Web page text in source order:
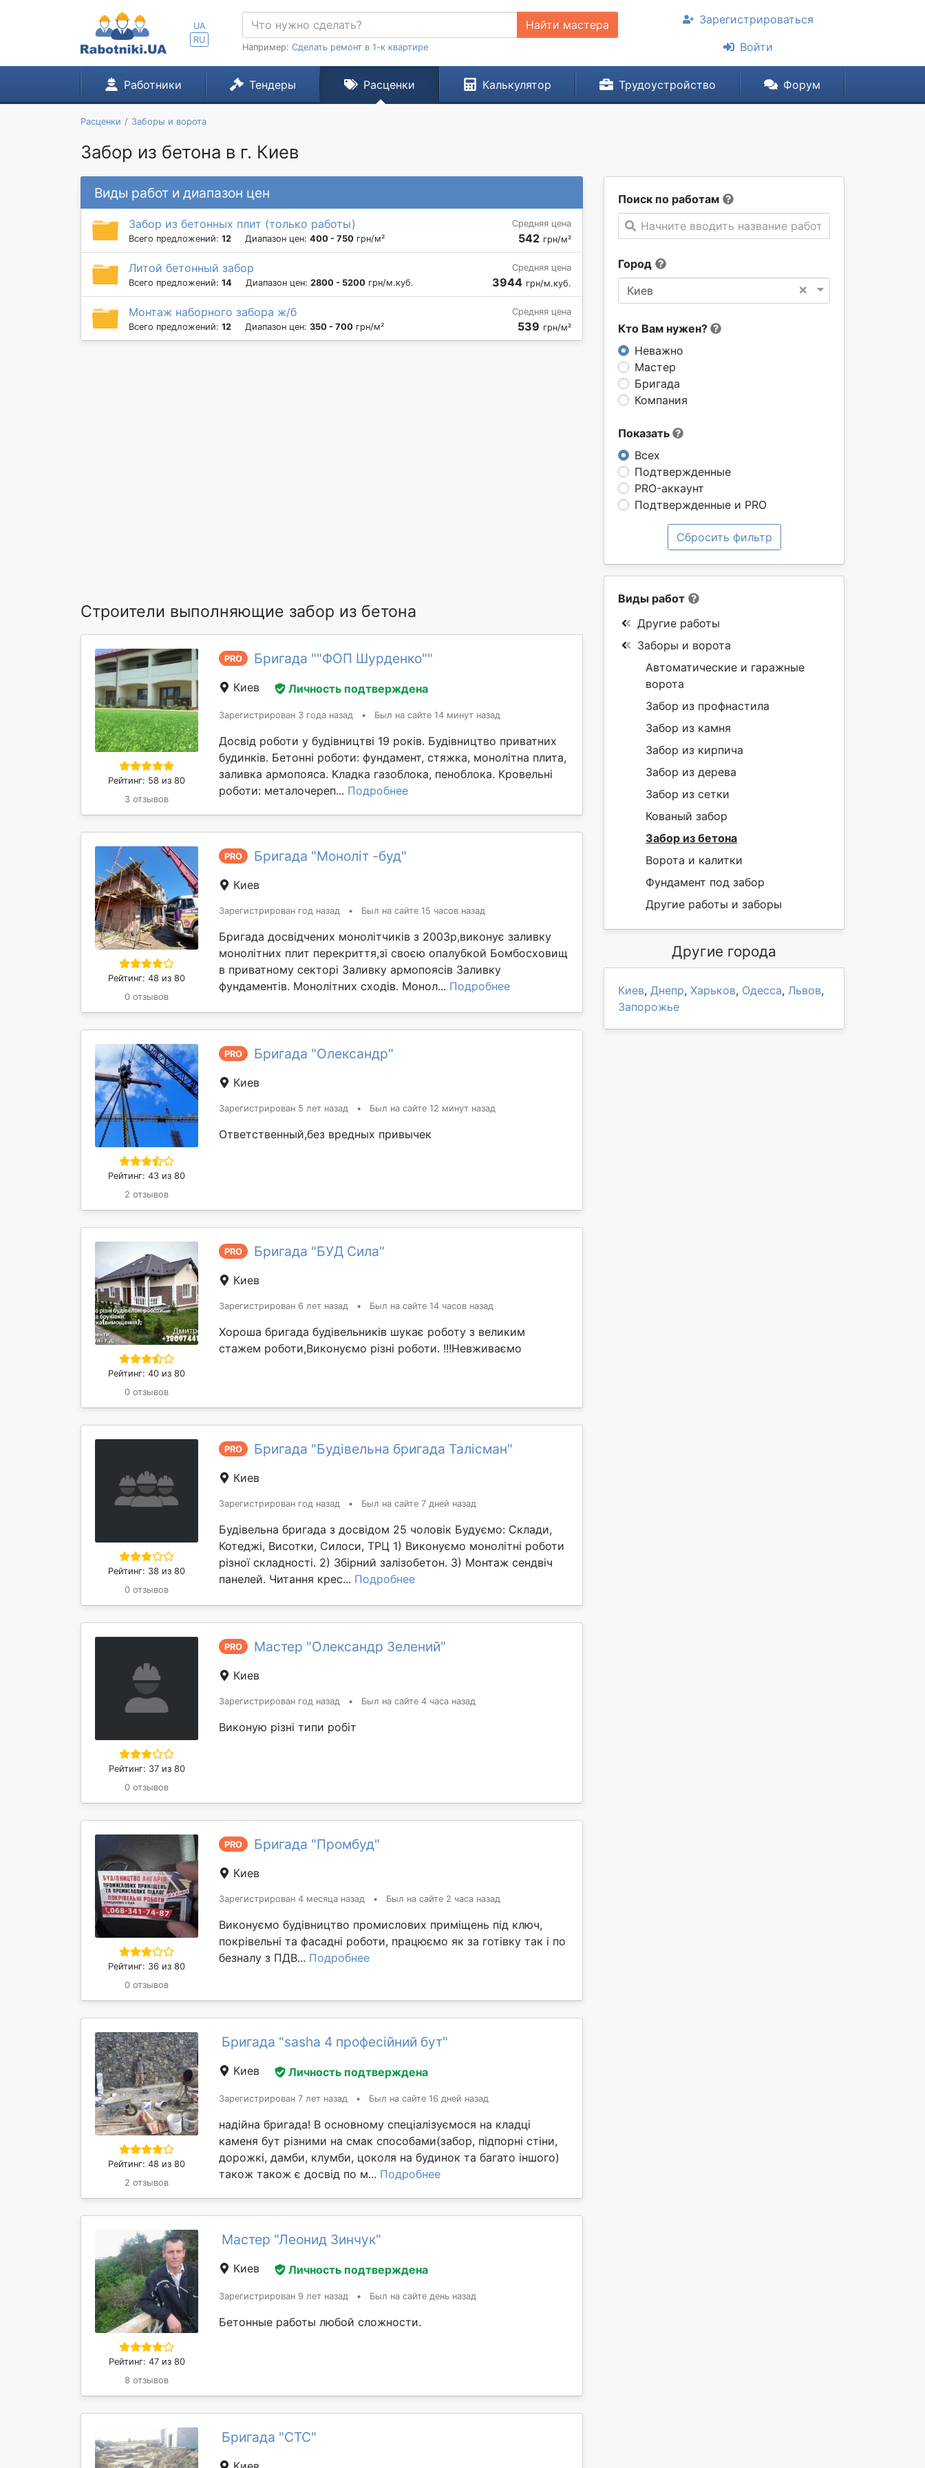
UA
RU
Найти мастера
Например: Сделать ремонт в 1-к квартире
Зарегистрироваться
Войти
Работники Тендеры Расценки Калькулятор Трудоустройство Форум
Расценки Заборы и ворота
Забор из бетона в г. Киев
Поиск по работам
Начните вводить название работы
Город
×
Киев
Кто Вам нужен?
Неважно
Мастер
Бригада
Компания
Показать
Всех
Подтвержденные
PRO-аккаунт
Подтвержденные и PRO
Сбросить фильтр
Виды работ и диапазон цен
Забор из бетонных плит (только работы)
Всего предложений: 12 Диапазон цен: 400 - 750 грн/м²
Средняя цена
542 грн/м²
Литой бетонный забор
Всего предложений: 14 Диапазон цен: 2800 - 5200 грн/м.куб.
Средняя цена
3944 грн/м.куб.
Монтаж наборного забора ж/б
Всего предложений: 12 Диапазон цен: 350 - 700 грн/м²
Средняя цена
539 грн/м²
Строители выполняющие забор из бетона
Рейтинг: 58 из 80
3 отзывов
PRO Бригада ""ФОП Шурденко""
Киев Личность подтверждена
Зарегистрирован 3 года назад • Был на сайте 14 минут назад
Досвід роботи у будівництві 19 років. Будівництво приватних
будинків. Бетонні роботи: фундамент, стяжка, монолітна плита,
заливка армопояса. Кладка газоблока, пеноблока. Кровельні
роботи: металочереп... Подробнее
Рейтинг: 48 из 80
0 отзывов
PRO Бригада "Моноліт -буд"
Киев
Зарегистрирован год назад • Был на сайте 15 часов назад
Бригада досвідчених монолітчиків з 2003р,виконує заливку
монолітних плит перекриття,зі своєю опалубкой Бомбосховищ
в приватному секторі Заливку армопоясів Заливку
фундаментів. Монолітних сходів. Монол... Подробнее
Рейтинг: 43 из 80
2 отзывов
PRO Бригада "Олександр"
Киев
Зарегистрирован 5 лет назад • Был на сайте 12 минут назад
Ответственный,без вредных привычек
Рейтинг: 40 из 80
0 отзывов
PRO Бригада "БУД Сила"
Киев
Зарегистрирован 6 лет назад • Был на сайте 14 часов назад
Хороша бригада будівельників шукає роботу з великим
стажем роботи,Виконуємо різні роботи. !!!Невживаємо
Рейтинг: 38 из 80
0 отзывов
PRO Бригада "Будівельна бригада Талісман"
Киев
Зарегистрирован год назад • Был на сайте 7 дней назад
Будівельна бригада з досвідом 25 чоловік Будуємо: Склади,
Котеджі, Висотки, Силоси, ТРЦ 1) Виконуємо монолітні роботи
різної складності. 2) Збірний залізобетон. 3) Монтаж сендвіч
панелей. Читання крес... Подробнее
Рейтинг: 37 из 80
0 отзывов
PRO Мастер "Олександр Зелений"
Киев
Зарегистрирован год назад • Был на сайте 4 часа назад
Виконую різні типи робіт
Рейтинг: 36 из 80
0 отзывов
PRO Бригада "Промбуд"
Киев
Зарегистрирован 4 месяца назад • Был на сайте 2 часа назад
Виконуємо будівництво промислових приміщень під ключ,
покрівельні та фасадні роботи, працюємо як за готівку так і по
безналу з ПДВ... Подробнее
Рейтинг: 48 из 80
2 отзывов
Бригада "sasha 4 професійний бут"
Киев Личность подтверждена
Зарегистрирован 7 лет назад • Был на сайте 16 дней назад
надійна бригада! В основному спеціалізуємося на кладці
каменя бут різними на смак способами(забор, підпорні стіни,
дорожкі, дамби, клумби, цоколя на будинок та багато іншого)
також також є досвід по м... Подробнее
Рейтинг: 47 из 80
8 отзывов
Мастер "Леонид Зинчук"
Киев Личность подтверждена
Зарегистрирован 9 лет назад • Был на сайте день назад
Бетонные работы любой сложности.
Бригада "CTC"
Виды работ
Другие работы
Заборы и ворота
Автоматические и гаражные
ворота
Забор из профнастила
Забор из камня
Забор из кирпича
Забор из дерева
Забор из сетки
Кованый забор
Забор из бетона
Ворота и калитки
Фундамент под забор
Другие работы и заборы
Другие города
Киев, Днепр, Харьков, Одесса, Львов,
Запорожье